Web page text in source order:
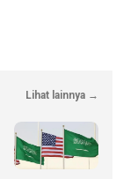
Lihat lainnya →